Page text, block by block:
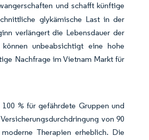
und schafft künftige
glykämische Last in der
verlängert die Lebensdauer der
können unbeabsichtigt eine hohe
Nachfrage im Vietnam Markt für
% für gefährdete Gruppen und
von 90
Therapien erheblich. Die